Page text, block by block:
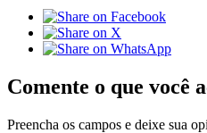
Comente o que você
Preencha os campos e deixe sua